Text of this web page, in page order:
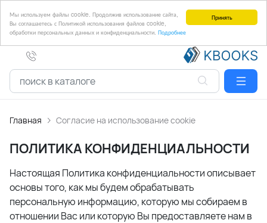
Принять
Мы используем файлы cookie. Продолжив использование сайта,
Вы соглашаетесь с Политикой использования файлов cookie,
обработки персональных данных и конфиденциальности. Подробнее
Главная Согласие на использование cookie
ПОЛИТИКА КОНФИДЕНЦИАЛЬНОСТИ
Настоящая Политика конфиденциальности описывает
основы того, как мы будем обрабатывать
персональную информацию, которую мы собираем в
отношении Вас или которую Вы предоставляете нам в